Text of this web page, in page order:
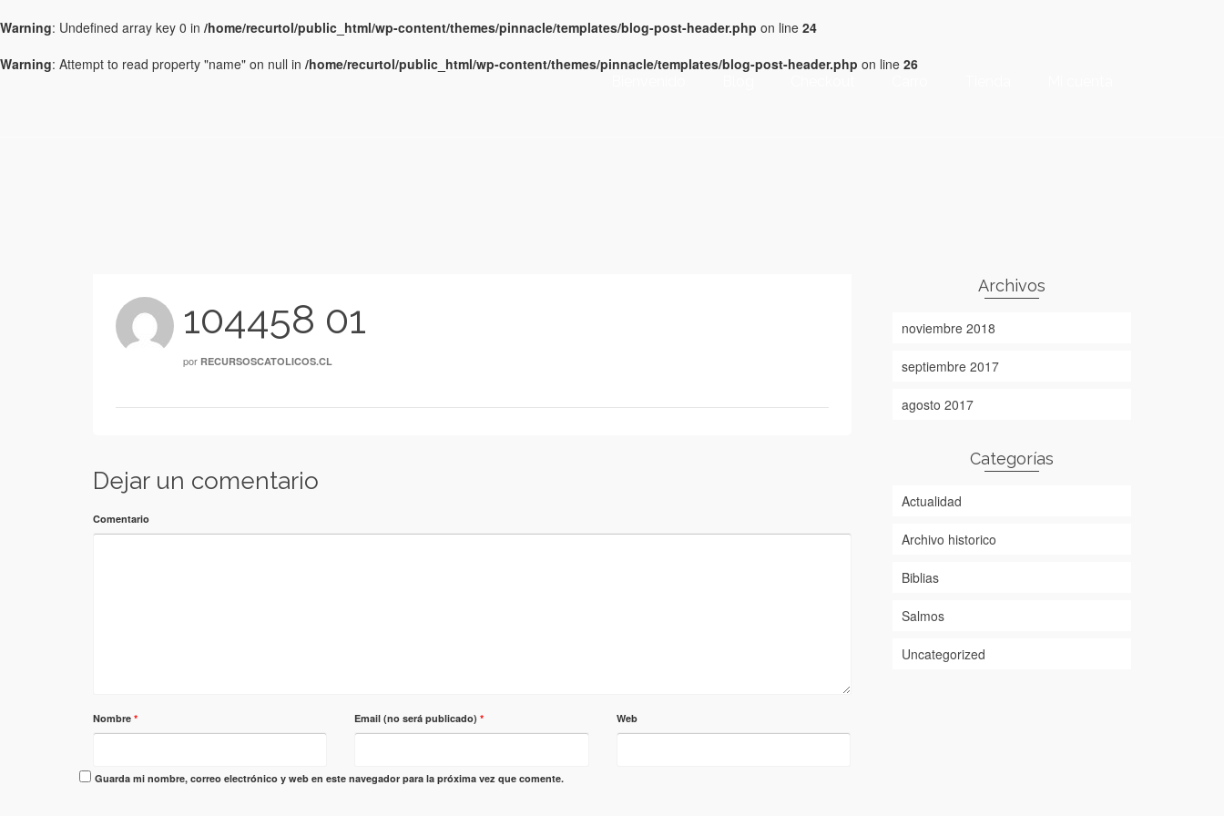
Warning: Undefined array key 0 in /home/recurtol/public_html/wp-content/themes/pinnacle/templates/blog-post-header.php on line 24
Warning: Attempt to read property "name" on null in /home/recurtol/public_html/wp-content/themes/pinnacle/templates/blog-post-header.php on line 26
104458 01
por RECURSOSCATOLICOS.CL
Dejar un comentario
Comentario
Nombre * Email (no será publicado)* Web
Guarda mi nombre, correo electrónico y web en este navegador para la próxima vez que comente.
Archivos
noviembre 2018
septiembre 2017
agosto 2017
Categorías
Actualidad
Archivo historico
Biblias
Salmos
Uncategorized